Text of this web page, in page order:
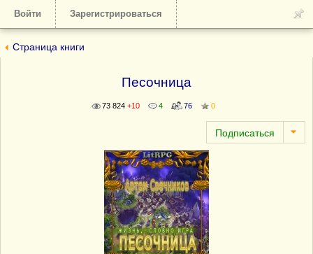
Войти Зарегистрироваться
Страница книги
Песочница
73 824 +10 4 76 0